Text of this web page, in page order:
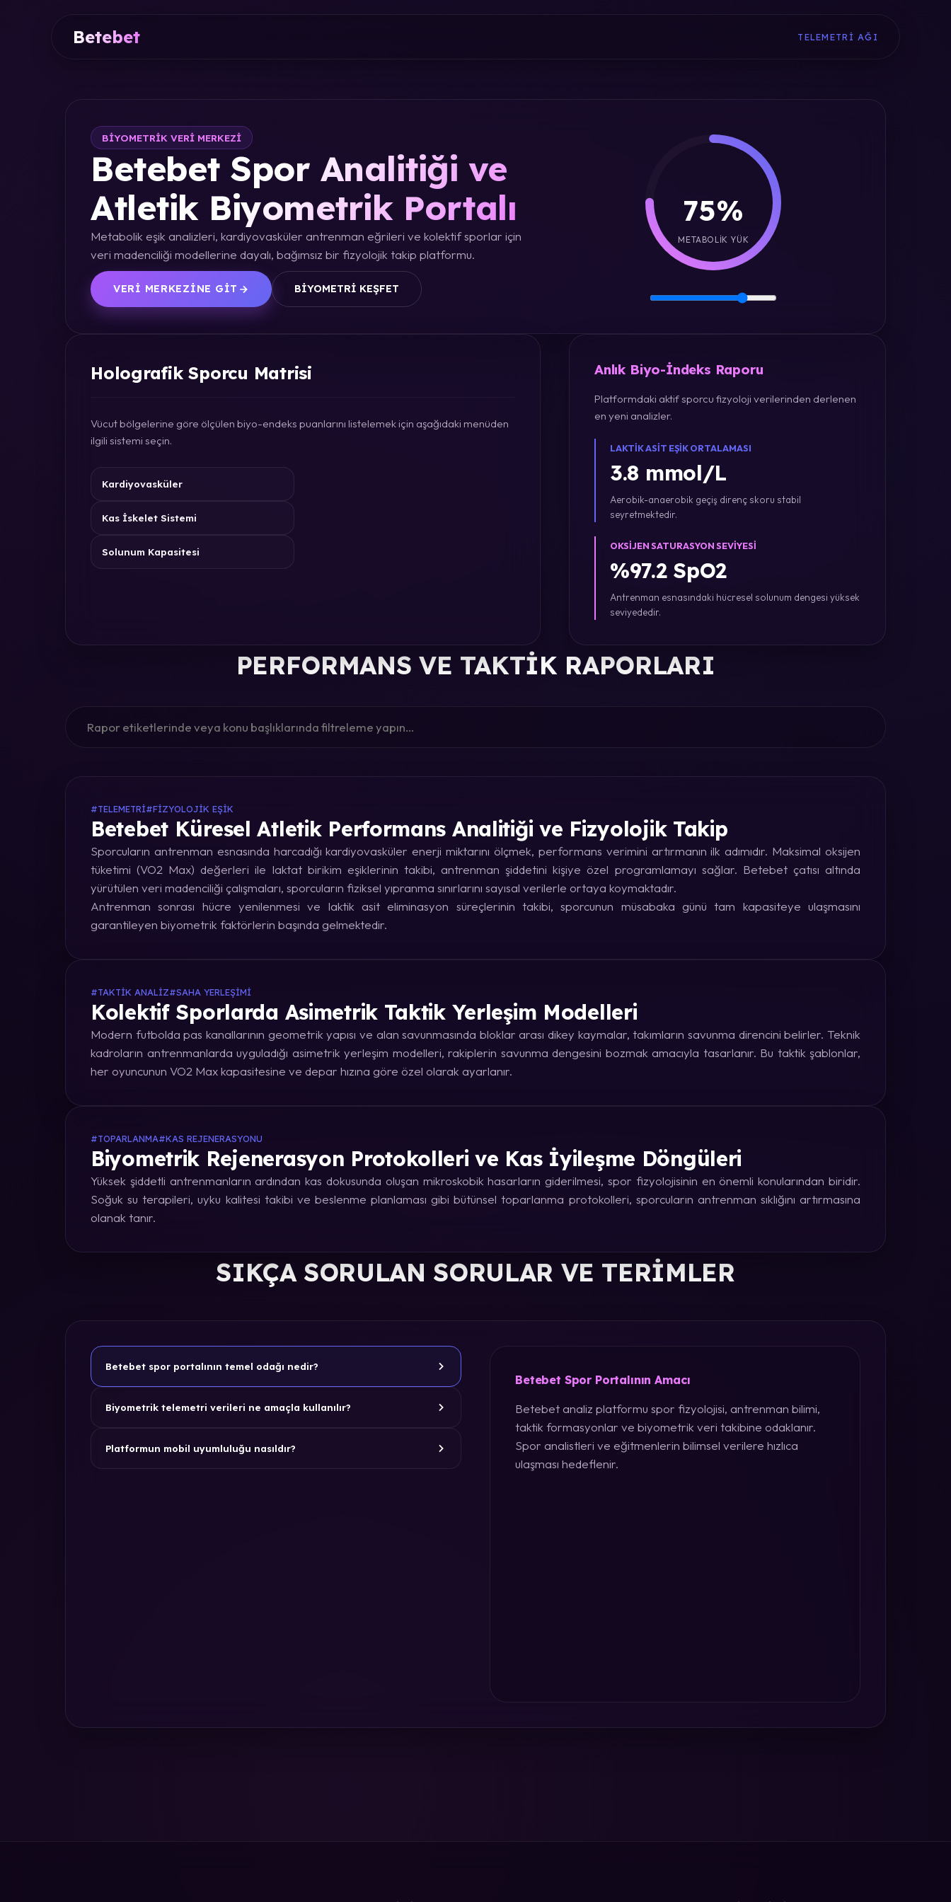
Betebet TELEMETRI AĞI
BIYOMETRIK VERI MERKEZI
Betebet Spor Analitiği ve
Atletik Biyometrik Portalı
Metabolik eşik analizleri, kardiyovasküler antrenman eğrileri ve kolektif sporlar için
veri madenciliği modellerine dayalı, bağımsız bir fizyolojik takip platformu.
VERI MERKEZINE GIT BIYOMETRI KEŞFET
75%
METABOLIK YÜK
Holografik Sporcu Matrisi
Vücut bölgelerine göre ölçülen biyo-endeks puanlarını listelemek için aşağıdaki menüden
ilgili sistemi seçin.
Kardiyovasküler
Kas İskelet Sistemi
Solunum Kapasitesi
Anlık Biyo-İndeks Raporu
Platformdaki aktif sporcu fizyoloji verilerinden derlenen
en yeni analizler.
LAKTIK ASIT EŞIK ORTALAMASI
3.8 mmol/L
Aerobik-anaerobik geçiş direnç skoru stabil
seyretmektedir.
OKSIJEN SATURASYON SEVIYESI
%97.2 SpO2
Antrenman esnasındaki hücresel solunum dengesi yüksek
seviyededir.
PERFORMANS VE TAKTIK RAPORLARI
#TELEMETRI#FIZYOLOJIK EŞIK
Betebet Küresel Atletik Performans Analitiği ve Fizyolojik Takip
Sporcuların antrenman esnasında harcadığı kardiyovasküler enerji miktarını ölçmek, performans verimini artırmanın ilk adımıdır. Maksimal oksijen
tüketimi (VO2 Max) değerleri ile laktat birikim eşiklerinin takibi, antrenman şiddetini kişiye özel programlamayı sağlar. Betebet çatısı altında
yürütülen veri madenciliği çalışmaları, sporcuların fiziksel yıpranma sınırlarını sayısal verilerle ortaya koymaktadır.
Antrenman sonrası hücre yenilenmesi ve laktik asit eliminasyon süreçlerinin takibi, sporcunun müsabaka günü tam kapasiteye ulaşmasını
garantileyen biyometrik faktörlerin başında gelmektedir.
#TAKTIK ANALIZ#SAHA YERLEŞIMI
Kolektif Sporlarda Asimetrik Taktik Yerleşim Modelleri
Modern futbolda pas kanallarının geometrik yapısı ve alan savunmasında bloklar arası dikey kaymalar, takımların savunma direncini belirler. Teknik
kadroların antrenmanlarda uyguladığı asimetrik yerleşim modelleri, rakiplerin savunma dengesini bozmak amacıyla tasarlanır. Bu taktik şablonlar,
her oyuncunun VO2 Max kapasitesine ve depar hızına göre özel olarak ayarlanır.
#TOPARLANMA#KAS REJENERASYONU
Biyometrik Rejenerasyon Protokolleri ve Kas İyileşme Döngüleri
Yüksek şiddetli antrenmanların ardından kas dokusunda oluşan mikroskobik hasarların giderilmesi, spor fizyolojisinin en önemli konularından biridir.
Soğuk su terapileri, uyku kalitesi takibi ve beslenme planlaması gibi bütünsel toparlanma protokolleri, sporcuların antrenman sıklığını artırmasına
olanak tanır.
SIKÇA SORULAN SORULAR VE TERIMLER
Betebet spor portalının temel odağı nedir?
Biyometrik telemetri verileri ne amaçla kullanılır?
Platformun mobil uyumluluğu nasıldır?
Betebet Spor Portalının Amacı
Betebet analiz platformu spor fizyolojisi, antrenman bilimi,
taktik formasyonlar ve biyometrik veri takibine odaklanır.
Spor analistleri ve eğitmenlerin bilimsel verilere hızlıca
ulaşması hedeflenir.